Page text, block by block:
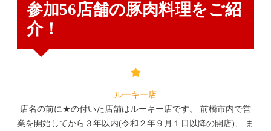
参加56店舗の豚肉料理をご紹
介！
ルーキー店
店名の前に★の付いた店舗はルーキー店です。 前橋市内で営
業を開始してから３年以内(令和２年９月１日以降の開店)、 ま